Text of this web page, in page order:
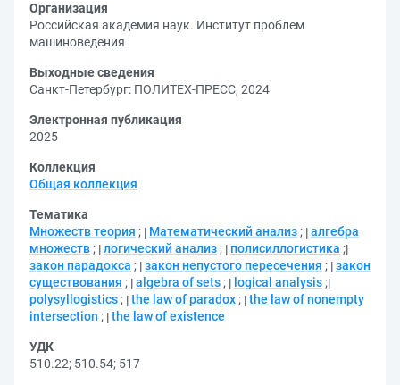
Организация
Российская академия наук. Институт проблем
машиноведения
Выходные сведения
Санкт-Петербург: ПОЛИТЕХ-ПРЕСС, 2024
Электронная публикация
2025
Коллекция
Общая коллекция
Тематика
Множеств теория ; Математический анализ ; алгебра
множеств ; логический анализ ; полисиллогистика ;
закон парадокса ; закон непустого пересечения ; закон
существования ; algebra of sets ; logical analysis ;
polysyllogistics ; the law of paradox ; the law of nonempty
intersection ; the law of existence
УДК
510.22; 510.54; 517